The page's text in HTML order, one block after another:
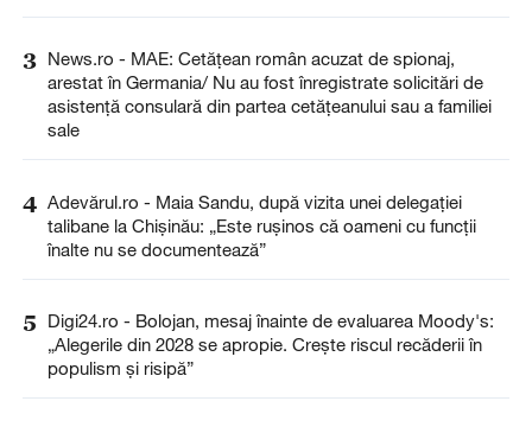
3 News.ro - MAE: Cetăţean român acuzat de spionaj,
arestat în Germania/ Nu au fost înregistrate solicitări de
asistenţă consulară din partea cetăţeanului sau a familiei
sale
4 Adevărul.ro - Maia Sandu, după vizita unei delegației
talibane la Chișinău: „Este rușinos că oameni cu funcții
înalte nu se documentează”
5
Digi24.ro - Bolojan, mesaj înainte de evaluarea Moody's:
„Alegerile din 2028 se apropie. Crește riscul recăderii în
populism și risipă”